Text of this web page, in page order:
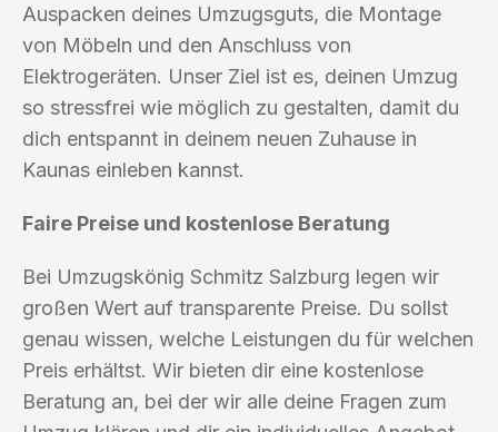
Auspacken deines Umzugsguts, die Montage
von Möbeln und den Anschluss von
Elektrogeräten. Unser Ziel ist es, deinen Umzug
so stressfrei wie möglich zu gestalten, damit du
dich entspannt in deinem neuen Zuhause in
Kaunas einleben kannst.
Faire Preise und kostenlose Beratung
Bei Umzugskönig Schmitz Salzburg legen wir
großen Wert auf transparente Preise. Du sollst
genau wissen, welche Leistungen du für welchen
Preis erhältst. Wir bieten dir eine kostenlose
Beratung an, bei der wir alle deine Fragen zum